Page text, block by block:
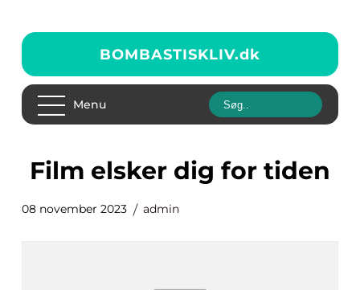
BOMBASTISKLIV.dk
Menu
film elsker dig for tiden
08 november 2023 admin